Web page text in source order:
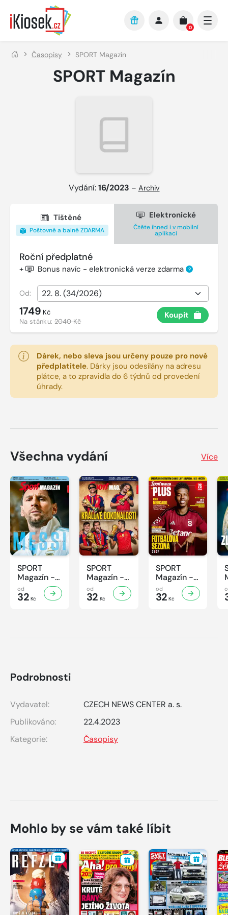
Přejít na hlavní obsah
0
Časopisy SPORT Magazín
SPORT Magazín
Vydání:16/2023 – Archiv
Tištěné
Poštovné a balné ZDARMA
Elektronické
Čtěte ihned i v mobilní
aplikaci
Roční předplatné
+ Bonus navíc - elektronická verze zdarma ?
Od:
1749 Kč
Na stánku:2040 Kč
Koupit
Dárek, nebo sleva jsou určeny pouze pro nové
předplatitele. Dárky jsou odesílány na adresu
plátce, a to zpravidla do 6 týdnů od provedení
úhrady.
Všechna vydání Více
SPORT
Magazín -
32/2026
od
32 Kč
SPORT
Magazín -
31/2026
od
32 Kč
SPORT
Magazín -
30/2026
od
32 Kč
Podrobnosti
Vydavatel:
CZECH NEWS CENTER a. s.
Publikováno:
22.4.2023
Kategorie:
Časopisy
Mohlo by se vám také líbit